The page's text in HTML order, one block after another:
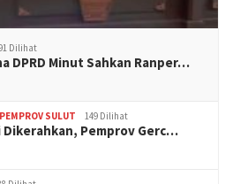
Dilihat
DPRD Minut Sahkan Ranper…
PEMPROV SULUT 149 Dilihat
Pemprov Gerc…